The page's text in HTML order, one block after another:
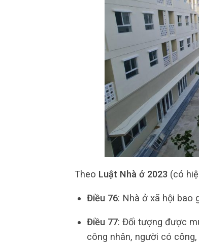
Theo Luật Nhà ở 2023 (có
Điều 76: Nhà ở xã hội bao
Điều 77: Đối tượng được
công nhân, người có